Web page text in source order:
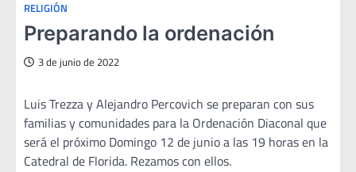
RELIGIÓN
Preparando la ordenación
3 de junio de 2022
Luis Trezza y Alejandro Percovich se preparan con sus
familias y comunidades para la Ordenación Diaconal que
será el próximo Domingo 12 de junio a las 19 horas en la
Catedral de Florida. Rezamos con ellos.